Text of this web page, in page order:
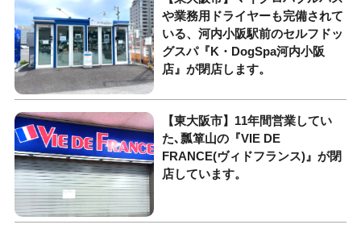
や業務用ドライヤーも完備されて
いる、河内小阪駅前のセルフドッ
グスパ『K・DogSpa河内小阪
店』が閉店します。
【東大阪市】11年間営業してい
た､瓢箪山の『VIE DE
FRANCE(ヴィドフランス)』が閉
店しています。